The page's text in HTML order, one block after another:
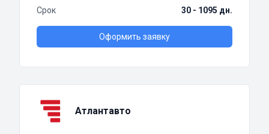
Срок
30 - 1095 дн.
Оформить заявку
Атлантавто